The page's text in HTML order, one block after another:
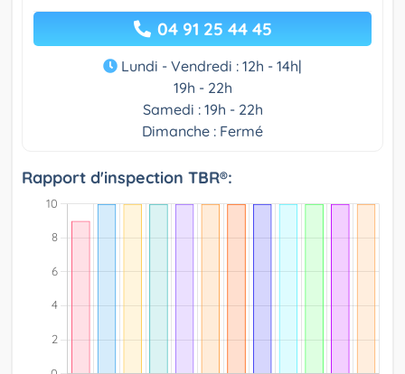
04 91 25 44 45
Lundi - Vendredi : 12h - 14h|
19h - 22h
Samedi : 19h - 22h
Dimanche : Fermé
Rapport d'inspection TBR®: